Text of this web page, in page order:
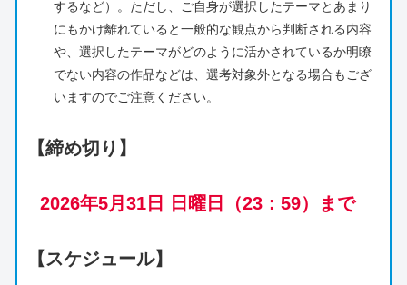
するなど）。ただし、ご自身が選択したテーマとあまり
にもかけ離れていると一般的な観点から判断される内容
や、選択したテーマがどのように活かされているか明瞭
でない内容の作品などは、選考対象外となる場合もござ
いますのでご注意ください。
【締め切り】
2026年5月31日 日曜日（23：59）まで
【スケジュール】